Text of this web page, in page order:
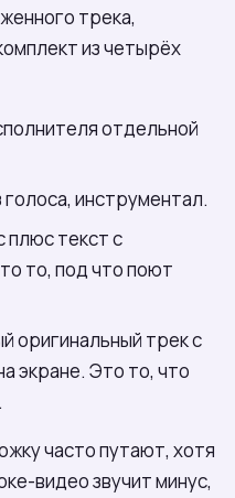
трека,
из четырёх
отдельной
инструментал.
плюс текст с
то, под что поют
оригинальный трек с
экране. Это то, что
часто путают, хотя
видео звучит минус,